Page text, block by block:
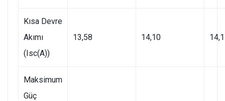
Kısa Devre
Akımı
(Isc(A))
13,58 14,10
Maksimum
Güç